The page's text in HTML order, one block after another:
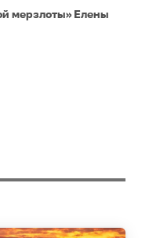
мерзлоты» Елены